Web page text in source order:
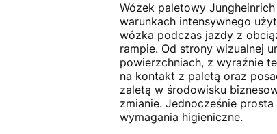
Wózek paletowy
warunkach intensywnego
wózka podczas jazdy z
rampie. Od strony wizualnej
powierzchniach, z wyraźnie
na kontakt z paletą oraz
zaletą w środowisku
zmianie. Jednocześnie
wymagania higieniczne.